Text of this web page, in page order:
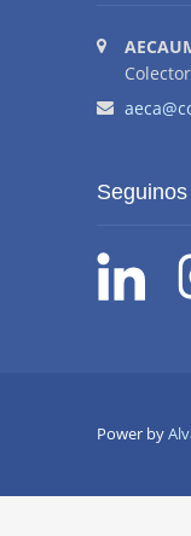
Seguinos
Power by